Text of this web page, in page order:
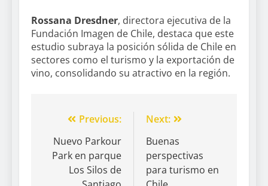
Rossana Dresdner, directora ejecutiva de la
Fundación Imagen de Chile, destaca que este
estudio subraya la posición sólida de Chile en
sectores como el turismo y la exportación de
vino, consolidando su atractivo en la región.
Previous:
Nuevo Parkour
Park en parque
Los Silos de
Next:
Buenas
perspectivas
para turismo en